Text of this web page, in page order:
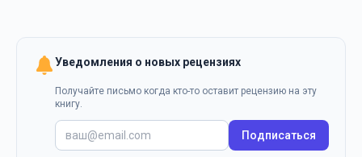
Уведомления о новых рецензиях
Получайте письмо когда кто-то оставит рецензию на эту
книгу.
Подписаться